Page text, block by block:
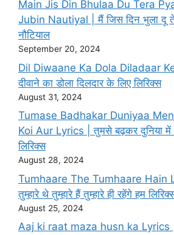
Main Jis Din Bhulaa Du Tera
Jubin Nautiyal | मैं जिस दिन भुला दू
नौटियाल
September 20, 2024
Dil Diwaane Ka Dola Diladaar
दीवाने का डोला दिलदार के लिए लिरिक्स
August 31, 2024
Tumase Badhakar Duniyaa
Koi Aur Lyrics | तुमसे बढ़कर दुनिया में
लिरिक्स
August 28, 2024
Tumhaare The Tumhaare Hain
तुम्हारे थे तुम्हारे हैं तुम्हारे ही रहेंगे हम
August 25, 2024
Aaj ki raat maza husn ka Lyrics